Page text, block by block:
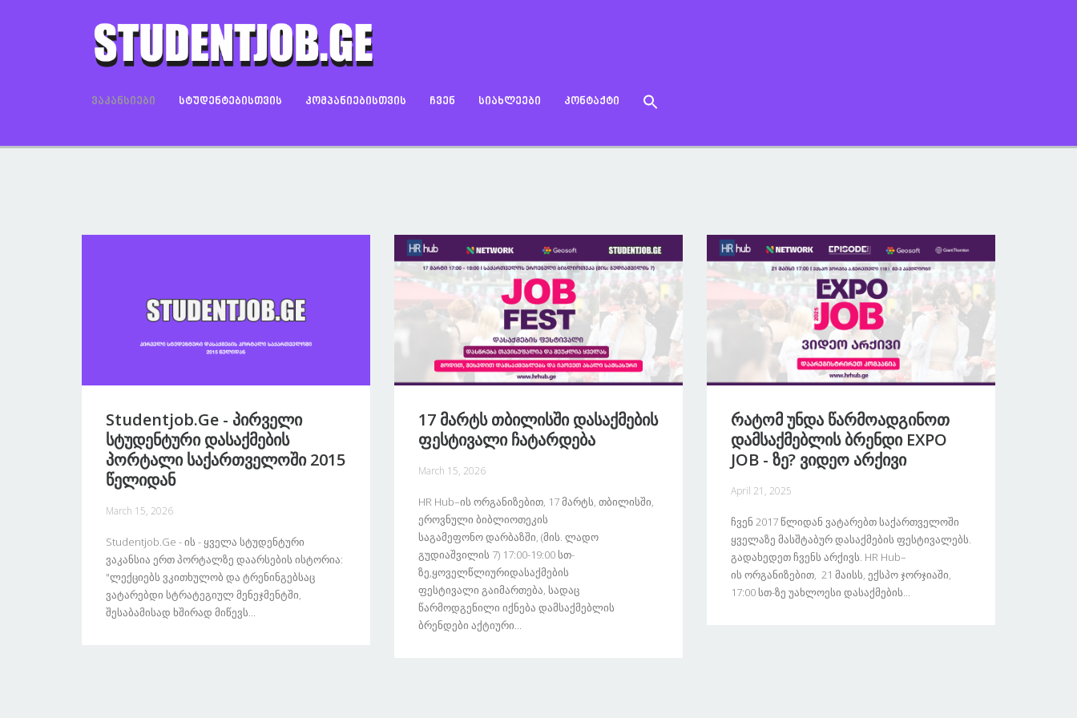
ᲕᲐᲙᲐᲜᲡᲘᲔᲑᲘ ᲡᲢᲣᲓᲔᲜᲢᲔᲑᲘᲡᲗᲕᲘᲡ ᲙᲝᲛᲞᲐᲜᲘᲔᲑᲘᲡᲗᲕᲘᲡ ᲩᲕᲔᲜ ᲡᲘᲐᲮᲚᲔᲔᲑᲘ ᲙᲝᲜᲢᲐᲥᲢᲘ
Studentjob.ge - Პირველი
Სტუდენტური Დასაქმების
Პორტალი Საქართველოში 2015
Წელიდან
March 15, 2026
Studentjob.ge - Ის - Ყველა Სტუდენტური
Ვაკანსია Ერთ Პორტალზე Დაარსების Ისტორია:
"ლექციებს Ვკითხულობ Და Ტრენინგებსაც
Ვატარებდი Სტრატეგიულ Მენეჯმენტში,
Შესაბამისად Ხშირად Მიწევს...
17 Მარტს Თბილისში Დასაქმების
Ფესტივალი Ჩატარდება
March 15, 2026
HR Hub–Ის Ორგანიზებით, 17 Მარტს, Თბილისში,
Ეროვნული Ბიბლიოთეკის
Საგამეფონო Დარბაზში, (მის. Ლადო
Გუდიაშვილის 7) 17:00-19:00 Სთ-
Ზე,ყოველწლიურიდასაქმების
Ფესტივალი Გაიმართება, Სადაც
Წარმოდგენილი Იქნება Დამსაქმებლის
Ბრენდები Აქტიური...
Რატომ Უნდა Წარმოადგინოთ
Დამსაქმებლის Ბრენდი EXPO
JOB - Ზე? Ვიდეო Არქივი
April 21, 2025
Ჩვენ 2017 Წლიდან Ვატარებთ Საქართველოში
Ყველაზე Მასშტაბურ Დასაქმების Ფესტივალებს.
Გადახედეთ Ჩვენს Არქივს. HR Hub–
Ის Ორგანიზებით, 21 Მაისს, Ექსპო Ჯორჯიაში,
17:00 Სთ-Ზე Უახლოესი Დასაქმების...